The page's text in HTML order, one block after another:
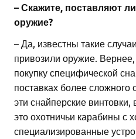
– Скажите, поставляют
оружие?
– Да, известны такие
привозили оружие.
покупку специфической
поставках более
эти снайперские винтовки,
это охотничьи карабины с
специализированные